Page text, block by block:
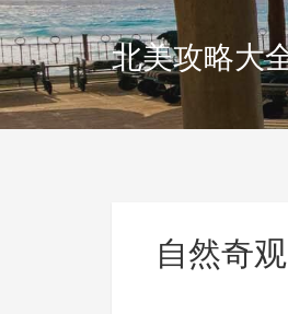
北美攻略大
自然奇